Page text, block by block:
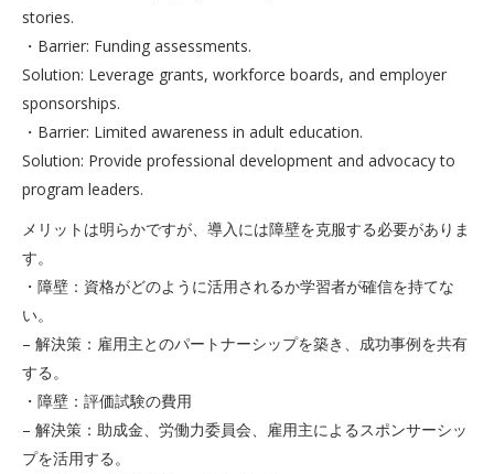
stories.
・Barrier: Funding assessments.
Solution: Leverage grants, workforce boards, and employer
sponsorships.
・Barrier: Limited awareness in adult education.
Solution: Provide professional development and advocacy to
program leaders.
メリットは明らかですが、導入には障壁を克服する必要がありま
す。
・障壁：資格がどのように活用されるか学習者が確信を持てな
い。
– 解決策：雇用主とのパートナーシップを築き、成功事例を共有
する。
・障壁：評価試験の費用
– 解決策：助成金、労働力委員会、雇用主によるスポンサーシッ
プを活用する。